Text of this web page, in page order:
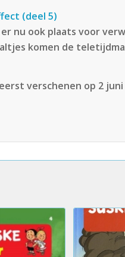
(deel 5)
nu ook plaats voor
komen de
verschenen op 2